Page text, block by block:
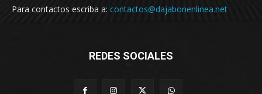
Para contactos escriba a: contactos@dajabonenlinea.net
REDES SOCIALES